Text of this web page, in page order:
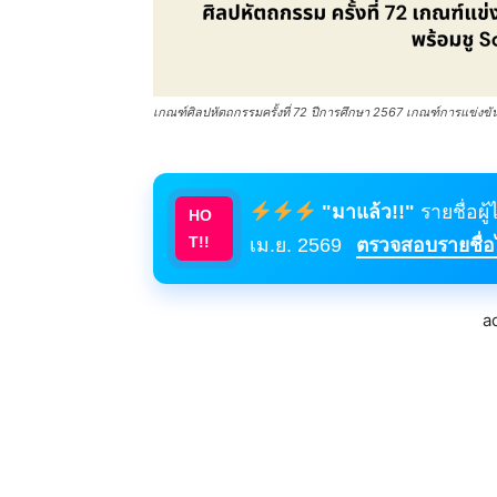
เกณฑ์ศิลปหัตถกรรมครั้งที่ 72 ปีการศึกษา 2567 เกณฑ์การแข่ง
HO
T!!
"มาแล้ว!!" รายชื่อผู้
เม.ย. 2569
ตรวจสอบรายชื่